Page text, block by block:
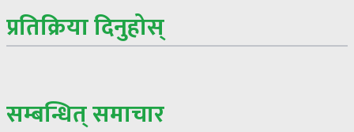
प्रतिक्रिया दिनुहोस्
सम्बन्धित् समाचार